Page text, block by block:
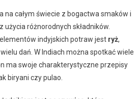
na całym świecie z bogactwa smaków i
różnorodnych składników.
indyjskich potraw jest ryż,
dań. W Indiach można spotkać wiele
ma swoje charakterystyczne przepisy
biryani czy pulao.